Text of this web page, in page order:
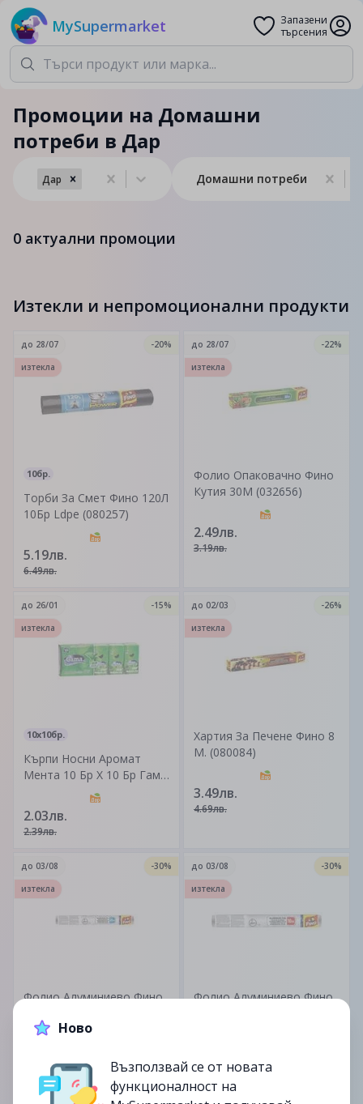
MySupermarket
Запазени
търсения
Промоции на Домашни
потреби в Дар
Дар Домашни потреби
0 актуални промоции
Изтекли и непромоционални продукти
10бр.
Торби За Смет Фино 120Л
10Бр Ldpe (080257)
5.19лв.
6.49лв.
до 28/07
-20%
изтекла
Фолио Опаковачно Фино
Кутия 30М (032656)
2.49лв.
3.19лв.
до 28/07
-22%
изтекла
10x10бр.
Кърпи Носни Аромат
Мента 10 Бр Х 10 Бр Гама
Комерс (030914)
2.03лв.
2.39лв.
до 26/01
-15%
изтекла
Хартия За Печене Фино 8
М. (080084)
3.49лв.
4.69лв.
до 02/03
-26%
изтекла
Фолио Алуминиево Фино
6.99лв.
до 03/08
-30%
изтекла
Фолио Алуминиево Фино
3.99лв.
до 03/08
-30%
изтекла
Ново
Възползвай се от новата
функционалност на